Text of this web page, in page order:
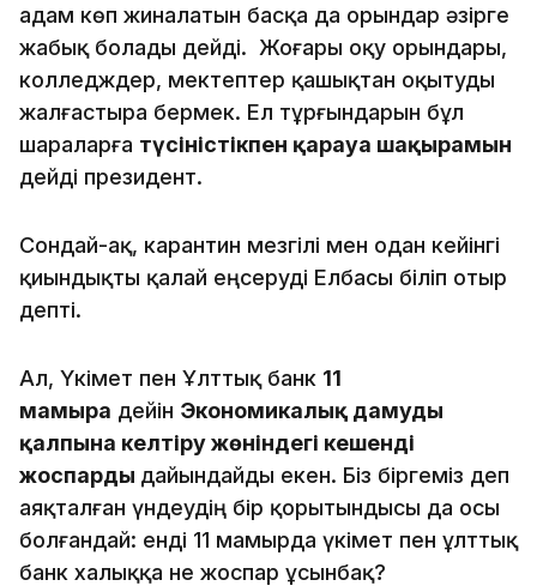
адам көп жиналатын басқа да орындар әзірге
жабық болады дейді. Жоғары оқу орындары,
колледждер, мектептер қашықтан оқытуды
жалғастыра бермек. Ел тұрғындарын бұл
шараларға түсіністікпен қарауға шақырамын
дейді президент.
Сондай-ақ, карантин мезгілі мен одан кейінгі
қиындықты қалай еңсеруді Елбасы біліп отыр
депті.
Ал, Үкімет пен Ұлттық банк 11
мамырға дейін Экономикалық дамуды
қалпына келтіру жөніндегі кешенді
жоспарды дайындайды екен. Біз біргеміз деп
аяқталған үндеудің бір қорытындысы да осы
болғандай: енді 11 мамырда үкімет пен ұлттық
банк халыққа не жоспар ұсынбақ?